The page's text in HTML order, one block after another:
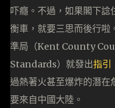
吓癮。不過，如果閣下諗
衡車，就要三思而後行啦
準局（Kent County
Standards）就發出指引
過熱著火甚至爆炸的潛在
要來自中國大陸。